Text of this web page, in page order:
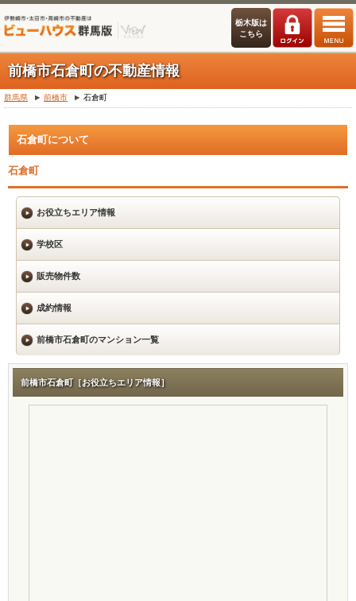
栃木版は
こちら
前橋市石倉町の不動産情報
群馬県 前橋市 石倉町
石倉町について
石倉町
お役立ちエリア情報
学校区
販売物件数
成約情報
前橋市石倉町のマンション一覧
前橋市石倉町［お役立ちエリア情報］